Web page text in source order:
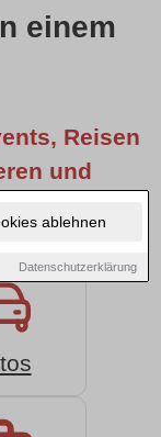
ablehnen
Datenschutzerklärung
einem
Reisen
und